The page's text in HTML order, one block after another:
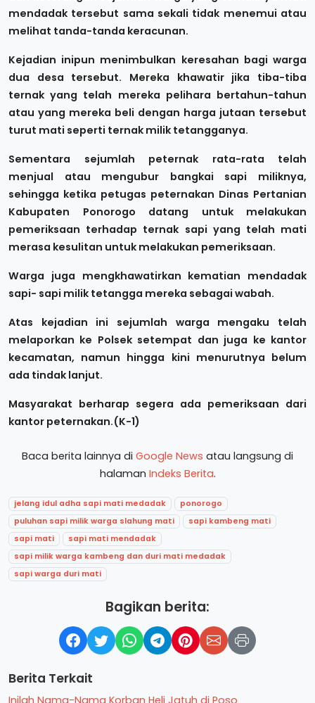
mendadak tersebut sama sekali tidak menemui atau
melihat tanda-tanda keracunan.
Kejadian inipun menimbulkan keresahan bagi warga
dua desa tersebut. Mereka khawatir jika tiba-tiba
ternak yang telah mereka pelihara bertahun-tahun
atau yang mereka beli dengan harga jutaan tersebut
turut mati seperti ternak milik tetangganya.
Sementara sejumlah peternak rata-rata telah
menjual atau mengubur bangkai sapi miliknya,
sehingga ketika petugas peternakan Dinas Pertanian
Kabupaten Ponorogo datang untuk melakukan
pemeriksaan terhadap ternak sapi yang telah mati
merasa kesulitan untuk melakukan pemeriksaan.
Warga juga mengkhawatirkan kematian mendadak
sapi- sapi milik tetangga mereka sebagai wabah.
Atas kejadian ini sejumlah warga mengaku telah
melaporkan ke Polsek setempat dan juga ke kantor
kecamatan, namun hingga kini menurutnya belum
ada tindak lanjut.
Masyarakat berharap segera ada pemeriksaan dari
kantor peternakan.(K-1)
Baca berita lainnya di Google News atau langsung di
halaman Indeks Berita.
jelang idul adha sapi mati medadak
ponorogo
puluhan sapi milik warga slahung mati
sapi kambeng mati
sapi mati
sapi mati mendadak
sapi milik warga kambeng dan duri mati medadak
sapi warga duri mati
Bagikan berita:
Berita Terkait
Inilah Nama-Nama Korban Heli Jatuh di Poso